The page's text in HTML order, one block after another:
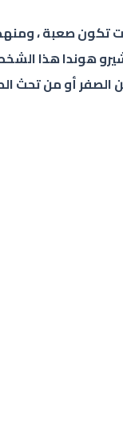
تكون صعبة ،
الصفر أو من تحث